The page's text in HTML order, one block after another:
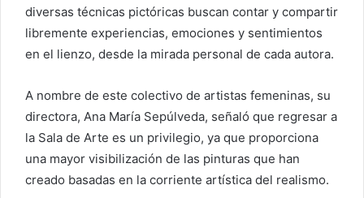
diversas técnicas pictóricas buscan contar y compartir
libremente experiencias, emociones y sentimientos
en el lienzo, desde la mirada personal de cada autora.
A nombre de este colectivo de artistas femeninas, su
directora, Ana María Sepúlveda, señaló que regresar a
la Sala de Arte es un privilegio, ya que proporciona
una mayor visibilización de las pinturas que han
creado basadas en la corriente artística del realismo.